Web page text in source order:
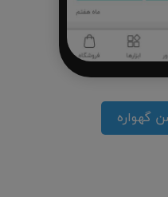
گهواره